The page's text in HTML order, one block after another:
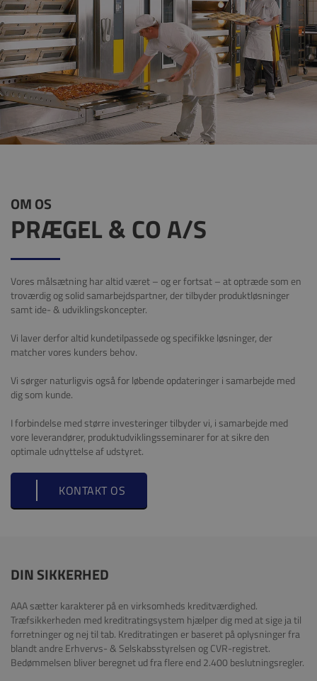
OM OS
PRÆGEL & CO A/S
Vores målsætning har altid været – og er fortsat – at optræde som en
troværdig og solid samarbejdspartner, der tilbyder produktløsninger
samt ide- & udviklingskoncepter.
Vi laver derfor altid kundetilpassede og specifikke løsninger, der
matcher vores kunders behov.
Vi sørger naturligvis også for løbende opdateringer i samarbejde med
dig som kunde.
I forbindelse med større investeringer tilbyder vi, i samarbejde med
vore leverandører, produktudviklingsseminarer for at sikre den
optimale udnyttelse af udstyret.
KONTAKT OS
DIN SIKKERHED
AAA sætter karakterer på en virksomheds kreditværdighed.
Træfsikkerheden med kreditratingsystem hjælper dig med at sige ja til
forretninger og nej til tab. Kreditratingen er baseret på oplysninger fra
blandt andre Erhvervs- & Selskabsstyrelsen og CVR-registret.
Bedømmelsen bliver beregnet ud fra flere end 2.400 beslutningsregler.